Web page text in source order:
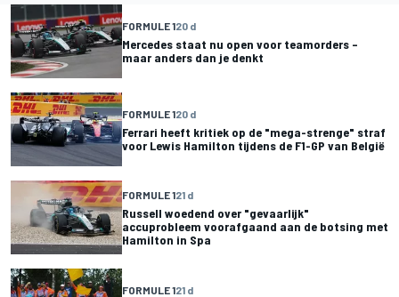
FORMULE 120 d
Mercedes staat nu open voor teamorders –
maar anders dan je denkt
FORMULE 120 d
Ferrari heeft kritiek op de "mega-strenge" straf
voor Lewis Hamilton tijdens de F1-GP van België
FORMULE 121 d
Russell woedend over "gevaarlijk"
accuprobleem voorafgaand aan de botsing met
Hamilton in Spa
FORMULE 121 d